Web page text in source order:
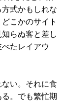
式かもしれな
こかのサイト
らぬ客と差し
たレイアウ
い。それに食
。でも繁忙期